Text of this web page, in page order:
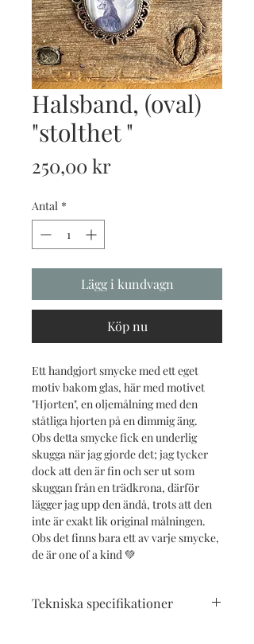
Halsband, (oval)
"stolthet "
250,00 krPris
Antal *
Lägg i kundvagn
Köp nu
Ett handgjort smycke med ett eget
motiv bakom glas, här med motivet
"Hjorten", en oljemålning med den
ståtliga hjorten på en dimmig äng.
Obs detta smycke fick en underlig
skugga när jag gjorde det; jag tycker
dock att den är fin och ser ut som
skuggan från en trädkrona, därför
lägger jag upp den ändå, trots att den
inte är exakt lik original målningen.
Obs det finns bara ett av varje smycke,
de är one of a kind 💚
Tekniska specifikationer